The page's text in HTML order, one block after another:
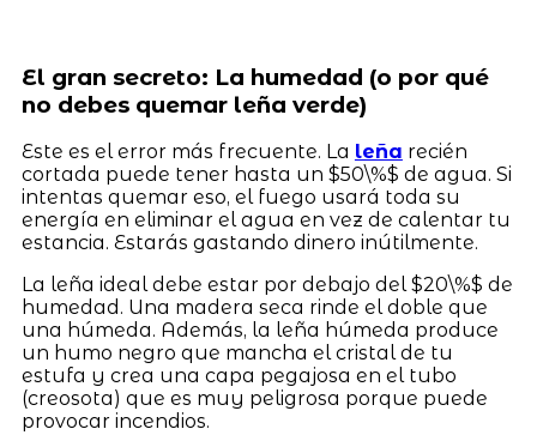
El gran secreto: La humedad (o por qué
no debes quemar leña verde)
Este es el error más frecuente. La leña recién
cortada puede tener hasta un $50\%$ de agua. Si
intentas quemar eso, el fuego usará toda su
energía en eliminar el agua en vez de calentar tu
estancia. Estarás gastando dinero inútilmente.
La leña ideal debe estar por debajo del $20\%$ de
humedad. Una madera seca rinde el doble que
una húmeda. Además, la leña húmeda produce
un humo negro que mancha el cristal de tu
estufa y crea una capa pegajosa en el tubo
(creosota) que es muy peligrosa porque puede
provocar incendios.